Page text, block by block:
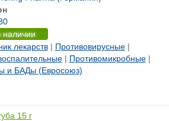
наличии
лекарств| Противовирусные|
| Противомикробные|
и БАДы (Евросоюз)
15 г